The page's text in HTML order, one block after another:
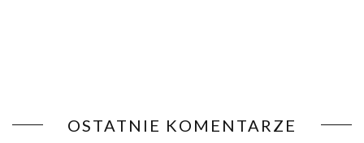
OSTATNIE KOMENTARZE